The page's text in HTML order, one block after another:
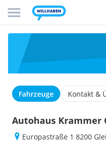
Fahrzeuge Kontakt &
Autohaus Krammer
Europastraße 1 8200